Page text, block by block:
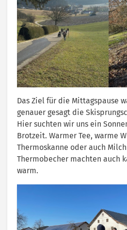
Das Ziel für die Mittagspause
genauer gesagt die
Hier suchten wir uns ein
Brotzeit. Warmer Tee, warme
Thermoskanne oder auch
Thermobecher machten auch
warm.